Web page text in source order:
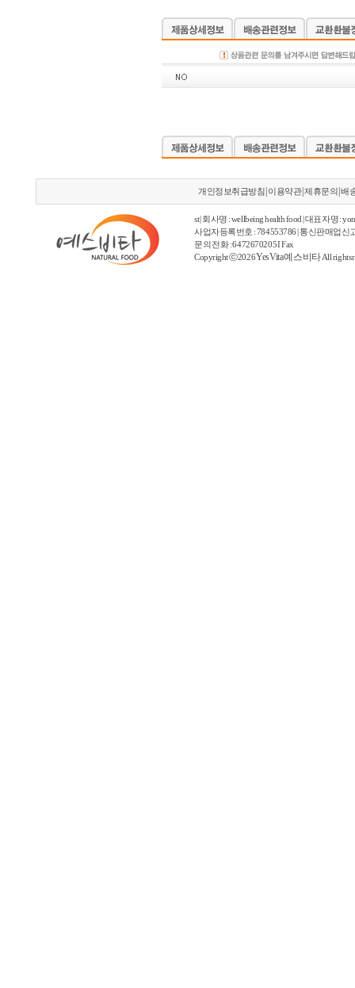
개인정보취급방침 이용약관|제휴문의 |배
st | 회사명 : wellbeing health food | 대표자명 :
사업자등록번호 : 784553786 | 통신판매업신
문의 전화 : 6472670205 I Fax
Copyright ⓒ2026YesVita 예스비타All rights